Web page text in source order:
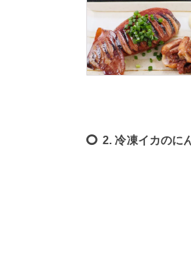
2. 冷凍イカのに